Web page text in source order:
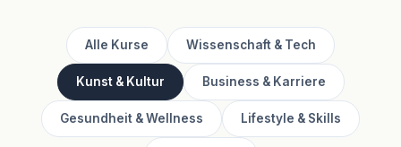
Alle Kurse Wissenschaft & Tech
Kunst & Kultur Business & Karriere
Gesundheit & Wellness Lifestyle & Skills